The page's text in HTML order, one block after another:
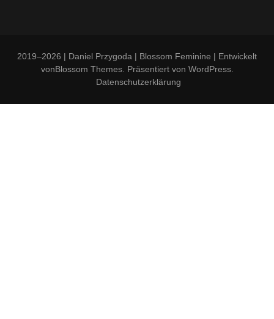
2019–2026 | Daniel Przygoda | Blossom Feminine | Entwickelt
vonBlossom Themes. Präsentiert von WordPress.
Datenschutzerklärung